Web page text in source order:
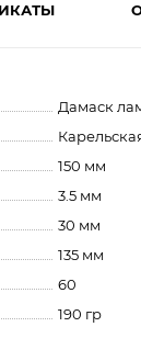
Дамаск
150 мм
3.5 мм
30 мм
135 мм
60
190 гр